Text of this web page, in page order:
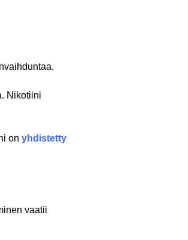
Nikotiini
on yhdistetty
vaatii